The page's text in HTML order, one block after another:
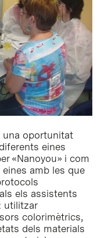
una oportunitat
eines
«Nanoyou» i com
eines amb les que
els assistents
utilitzar
colorimètrics,
dels materials